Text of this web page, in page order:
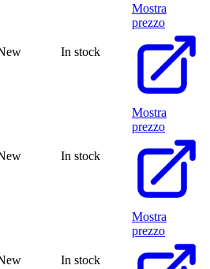
In stock
Mostra
prezzo
In stock
Mostra
prezzo
In stock
Mostra
prezzo